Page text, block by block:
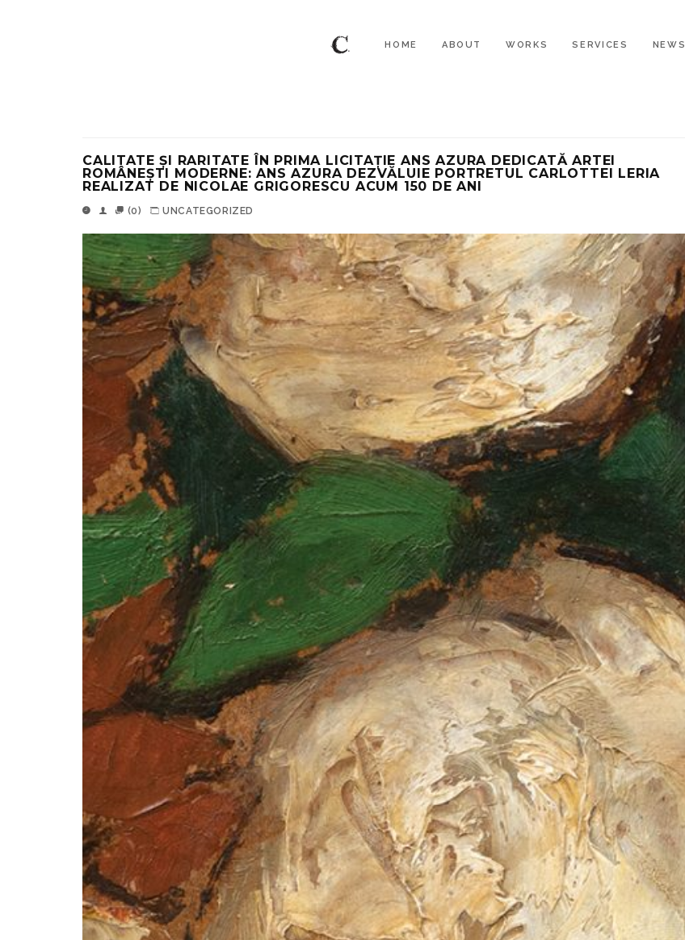
HOME ABOUT WORKS SERVICES NEWS
CALITATE ȘI RARITATE ÎN PRIMA LICITAȚIE ANS AZURA DEDICATĂ ARTEI
ROMÂNEȘTI MODERNE: ANS AZURA DEZVĂLUIE PORTRETUL CARLOTTEI LERIA
REALIZAT DE NICOLAE GRIGORESCU ACUM 150 DE ANI
(0) UNCATEGORIZED